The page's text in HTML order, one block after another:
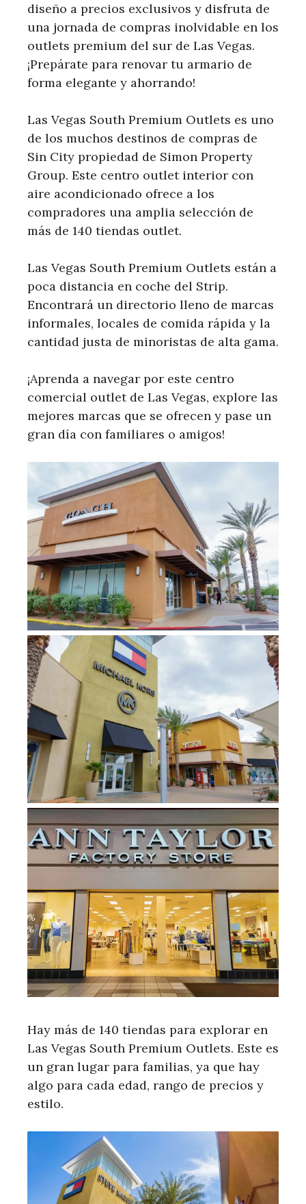
diseño a precios exclusivos y disfruta de
una jornada de compras inolvidable en los
outlets premium del sur de Las Vegas.
¡Prepárate para renovar tu armario de
forma elegante y ahorrando!
Las Vegas South Premium Outlets es uno
de los muchos destinos de compras de
Sin City propiedad de Simon Property
Group. Este centro outlet interior con
aire acondicionado ofrece a los
compradores una amplia selección de
más de 140 tiendas outlet.
Las Vegas South Premium Outlets están a
poca distancia en coche del Strip.
Encontrará un directorio lleno de marcas
informales, locales de comida rápida y la
cantidad justa de minoristas de alta gama.
¡Aprenda a navegar por este centro
comercial outlet de Las Vegas, explore las
mejores marcas que se ofrecen y pase un
gran día con familiares o amigos!
Hay más de 140 tiendas para explorar en
Las Vegas South Premium Outlets. Este es
un gran lugar para familias, ya que hay
algo para cada edad, rango de precios y
estilo.